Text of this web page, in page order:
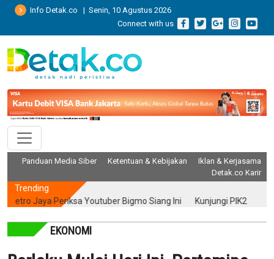
Info Detak.co | Senin, 10 Agustus 2026
Connect with us
Panduan Media Siber Ketentuan & Kebijakan
Iklan & Kerjasama
Detak.co Karir
Trending
Jaya Periksa Youtuber Bigmo Siang Ini Kunjungi PIK2, Peneliti
EKONOMI